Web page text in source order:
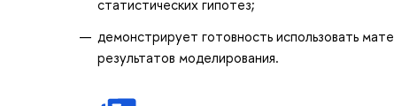
статистических гипотез;
демонстрирует готовность использовать
результатов моделирования.